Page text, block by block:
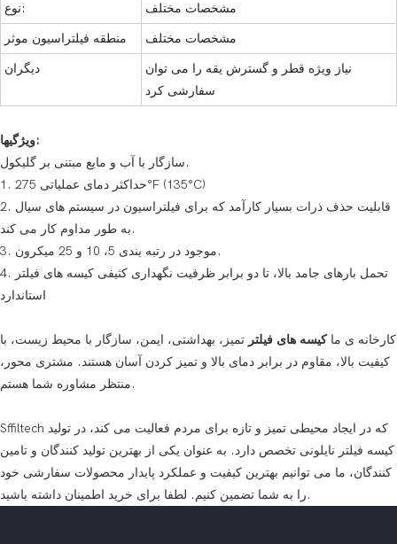
نوع:
مشخصات مختلف
منطقه فیلتراسیون موثر
مشخصات مختلف
دیگران
نیاز ویژه قطر و گسترش یقه را می توان
سفارشی کرد
ویژگیها:
سازگار با آب و مایع مبتنی بر گلیکول.
1. حداکثر دمای عملیاتی 275°F (135°C)
2. قابلیت حذف ذرات بسیار کارآمد که برای فیلتراسیون در سیستم های سیال
به طور مداوم کار می کند.
3. موجود در رتبه بندی 5، 10 و 25 میکرون.
4. تحمل بارهای جامد بالا، تا دو برابر ظرفیت نگهداری کثیفی کیسه های فیلتر
کارخانه ی ماکیسه های فیلتر تمیز، بهداشتی، ایمن، سازگار با محیط زیست، با
کیفیت بالا، مقاوم در برابر دمای بالا و تمیز کردن آسان هستند. مشتری محور،
منتظر مشاوره شما هستم.
Sffiltech که در ایجاد محیطی تمیز و تازه برای مردم فعالیت می کند، در تولید
کیسه فیلتر نایلونی تخصص دارد. به عنوان یکی از بهترین تولید کنندگان و تامین
کنندگان، ما می توانیم بهترین کیفیت و عملکرد پایدار محصولات سفارشی خود
را به شما تضمین کنیم. لطفا برای خرید اطمینان داشته باشید.